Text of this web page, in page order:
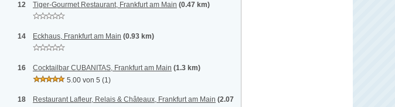
12 Tiger-Gourmet Restaurant, Frankfurt am Main (0.47 km)
14 Eckhaus, Frankfurt am Main (0.93 km)
16 Cocktailbar CUBANITAS, Frankfurt am Main (1.3 km)
5.00 von 5 (1)
18 Restaurant Lafleur, Relais & Châteaux, Frankfurt am Main (2.07